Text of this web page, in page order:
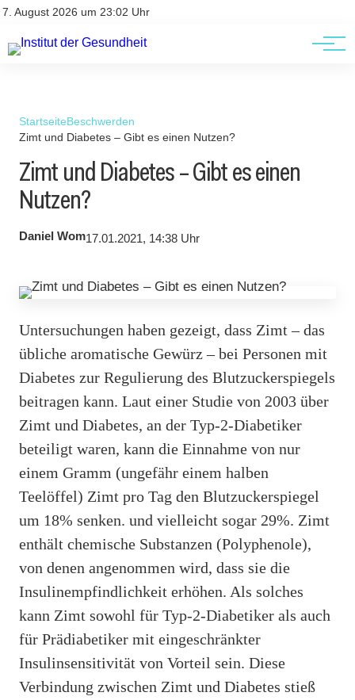
7. August 2026 um 23:02 Uhr
Kontakt
Kontakt
AGBs
StartseiteBeschwerden
Zimt und Diabetes – Gibt es einen Nutzen?
Zimt und Diabetes – Gibt es einen
Nutzen?
Daniel Wom17.01.2021, 14:38 Uhr
Untersuchungen haben gezeigt, dass Zimt – das
übliche aromatische Gewürz – bei Personen mit
Diabetes zur Regulierung des Blutzuckerspiegels
beitragen kann. Laut einer Studie von 2003 über
Zimt und Diabetes, an der Typ-2-Diabetiker
beteiligt waren, kann die Einnahme von nur
einem Gramm (ungefähr einem halben
Teelöffel) Zimt pro Tag den Blutzuckerspiegel
um 18% senken. und vielleicht sogar 29%. Zimt
enthält chemische Substanzen (Polyphenole),
von denen angenommen wird, dass sie die
Insulinempfindlichkeit erhöhen. Als solches
kann Zimt sowohl für Typ-2-Diabetiker als auch
für Prädiabetiker mit eingeschränkter
Insulinsensitivität von Vorteil sein. Diese
Verbindung zwischen Zimt und Diabetes stieß